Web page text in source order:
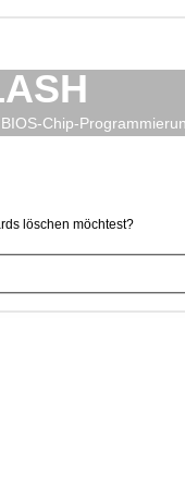
Chip-
löschen möchtest?